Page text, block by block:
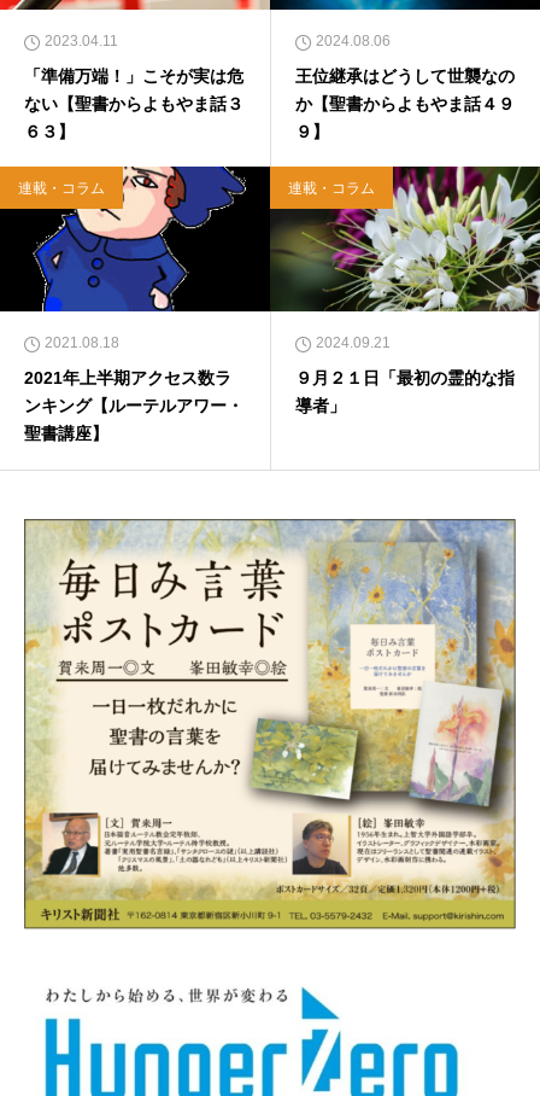
2023.04.11
「準備万端！」こそが実は危
ない【聖書からよもやま話３
６３】
2024.08.06
王位継承はどうして世襲なの
か【聖書からよもやま話４９
９】
連載・コラム
2021.08.18
2021年上半期アクセス数ラ
ンキング【ルーテルアワー・
聖書講座】
連載・コラム
2024.09.21
９月２１日「最初の霊的な指
導者」